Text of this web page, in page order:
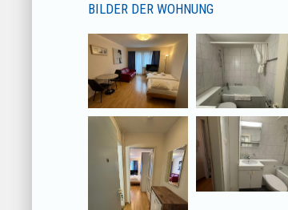
BILDER DER WOHNUNG